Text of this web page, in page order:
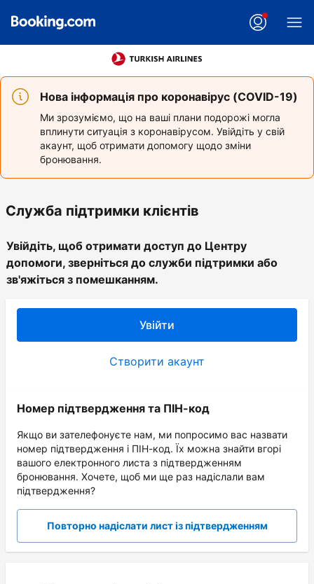
Нова інформація про коронавірус (COVID-19)
Ми зрозуміємо, що на ваші плани подорожі могла
вплинути ситуація з коронавірусом. Увійдіть у свій
акаунт, щоб отримати допомогу щодо зміни
бронювання.
Служба підтримки клієнтів
Увійдіть, щоб отримати доступ до Центру
допомоги, зверніться до служби підтримки або
зв'яжіться з помешканням.
Увійти
Створити акаунт
Номер підтвердження та ПІН-код
Якщо ви зателефонуєте нам, ми попросимо вас назвати
номер підтвердження і ПІН-код. Їх можна знайти вгорі
вашого електронного листа з підтвердженням
бронювання. Хочете, щоб ми ще раз надіслали вам
підтвердження?
Повторно надіслати лист із підтвердженням